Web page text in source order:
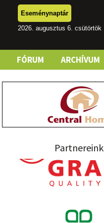
Eseménynaptár
2026. augusztus 6. csütörtök
FÓRUM ARCHÍVUM
Partnereink